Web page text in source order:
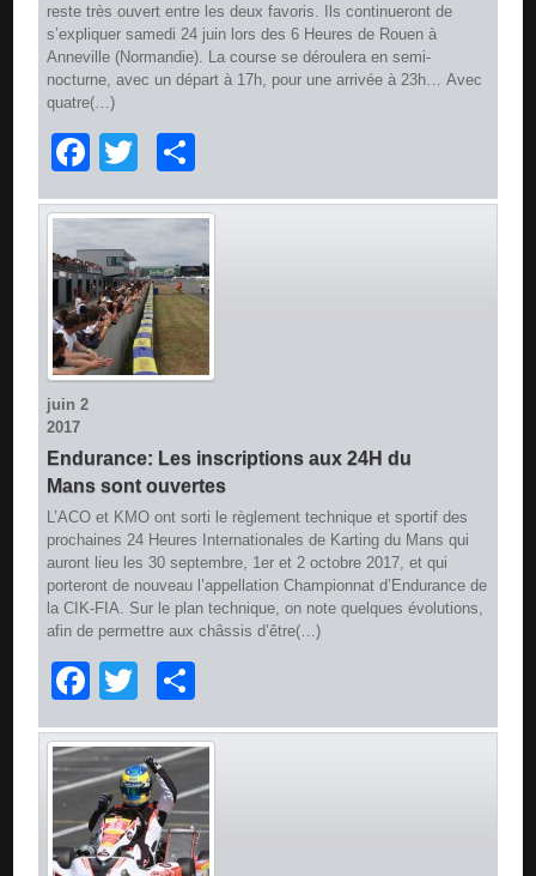
reste très ouvert entre les deux favoris. Ils continueront de
s’expliquer samedi 24 juin lors des 6 Heures de Rouen à
Anneville (Normandie). La course se déroulera en semi-
nocturne, avec un départ à 17h, pour une arrivée à 23h… Avec
quatre(…)
Facebook
Twitter
juin 2
2017
Endurance: Les inscriptions aux 24H du
Mans sont ouvertes
L’ACO et KMO ont sorti le règlement technique et sportif des
prochaines 24 Heures Internationales de Karting du Mans qui
auront lieu les 30 septembre, 1er et 2 octobre 2017, et qui
porteront de nouveau l’appellation Championnat d’Endurance de
la CIK-FIA. Sur le plan technique, on note quelques évolutions,
afin de permettre aux châssis d’être(…)
Facebook
Twitter